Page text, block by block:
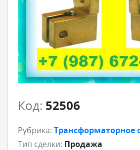
Код: 52506
Рубрика: Трансформаторное
Тип сделки: Продажа